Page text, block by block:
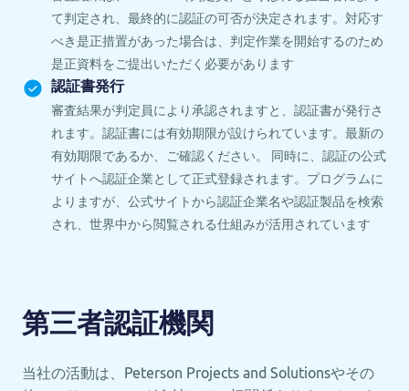
て判定され、最終的に認証の可否が決定されます。対応す
べき是正措置があった場合は、判定作業を開始するのため
是正資料をご提出いただく必要があります
認証書発行
審査結果が判定員により承認されますと、認証書が発行さ
れます。認証書には有効期限が設けられています。最新の
有効期限であるか、ご確認ください。 同時に、認証の公式
サイトへ認証企業として正式登録されます。プログラムに
よりますが、公式サイトから認証企業名や認証製品を検索
され、世界中から閲覧される仕組みが活用されています
第三者認証機関
当社の活動は、Peterson Projects and Solutionsやその